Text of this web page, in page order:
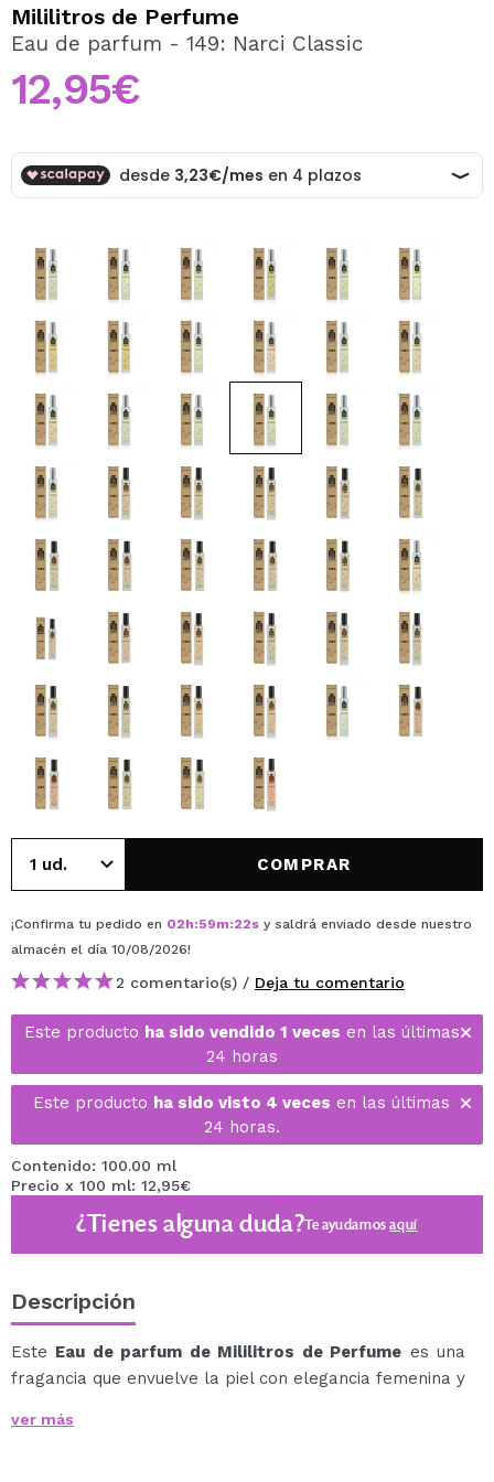
Al crear una cuenta en Maquillalia.com podrás realizar
tus compras rápidamente, revisar el estado de tus
pedidos y consultar tus operaciones anteriores.
CREAR CUENTA
Mililitros de Perfume
Eau de parfum - 149: Narci Classic
12,95€
COMPRAR
¡Confirma tu pedido en 02h:59m:21sy saldrá enviado desde nuestro
almacén el día 10/08/2026!
2 comentario(s) / Deja tu comentario
Este producto ha sido vendido 1 veces en las últimas
24 horas
Este producto ha sido visto 4 veces en las últimas
24 horas.
Contenido: 100.00 ml
Precio x 100 ml: 12,95€
¿Tienes alguna duda?Te ayudamosaquí
Descripción
Este Eau de parfum de Mililitros de Perfume es una
fragancia que envuelve la piel con elegancia femenina y
Desde las primeras notas, esta creación seduce con
ver más